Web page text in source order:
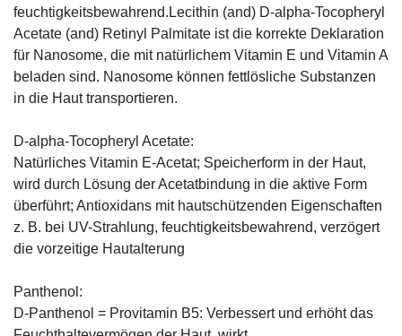
feuchtigkeitsbewahrend.Lecithin (and) D-alpha-Tocopheryl
Acetate (and) Retinyl Palmitate ist die korrekte Deklaration
für Nanosome, die mit natürlichem Vitamin E und Vitamin A
beladen sind. Nanosome können fettlösliche Substanzen
in die Haut transportieren.
D-alpha-Tocopheryl Acetate:
Natürliches Vitamin E-Acetat; Speicherform in der Haut,
wird durch Lösung der Acetatbindung in die aktive Form
überführt; Antioxidans mit hautschützenden Eigenschaften
z. B. bei UV-Strahlung, feuchtigkeitsbewahrend, verzögert
die vorzeitige Hautalterung
Panthenol:
D-Panthenol = Provitamin B5: Verbessert und erhöht das